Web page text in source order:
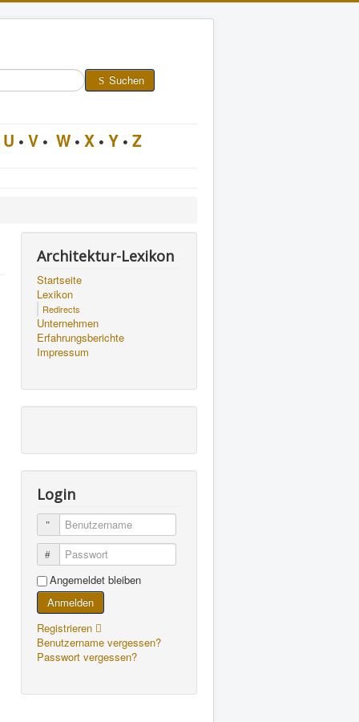
Suchen
U • V • W • X • Y • Z
Architektur-Lexikon
Startseite
Lexikon
Redirects
Unternehmen
Erfahrungsberichte
Impressum
Login
Benutzername
Passwort
Angemeldet bleiben
Anmelden
Registrieren
Benutzername vergessen?
Passwort vergessen?